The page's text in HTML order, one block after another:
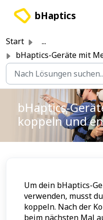
bHaptics
Start
...
bHaptics-Geräte mit
bHaptics-
koppeln und
Um dein bHaptics-
verwenden, musst
koppeln. Nach der
beim nächsten Mal